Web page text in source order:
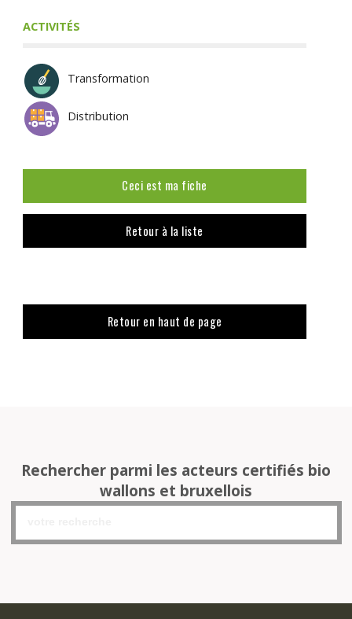
ACTIVITÉS
Transformation
Distribution
Ceci est ma fiche
Retour à la liste
Retour en haut de page
Rechercher parmi les acteurs certifiés bio
wallons et bruxellois